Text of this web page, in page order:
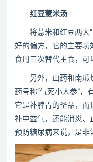
红豆薏米汤
将薏米和红豆两大“
好的偏方，它的主要功
食用三次替代主食，可
另外，山药和南瓜
药号称“气死小人参”，
它是补脾胃的圣品，
补中益气，还能消炎、
预防糖尿病来说，是非